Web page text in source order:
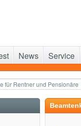
für Rentner und Pensionäre
News Service